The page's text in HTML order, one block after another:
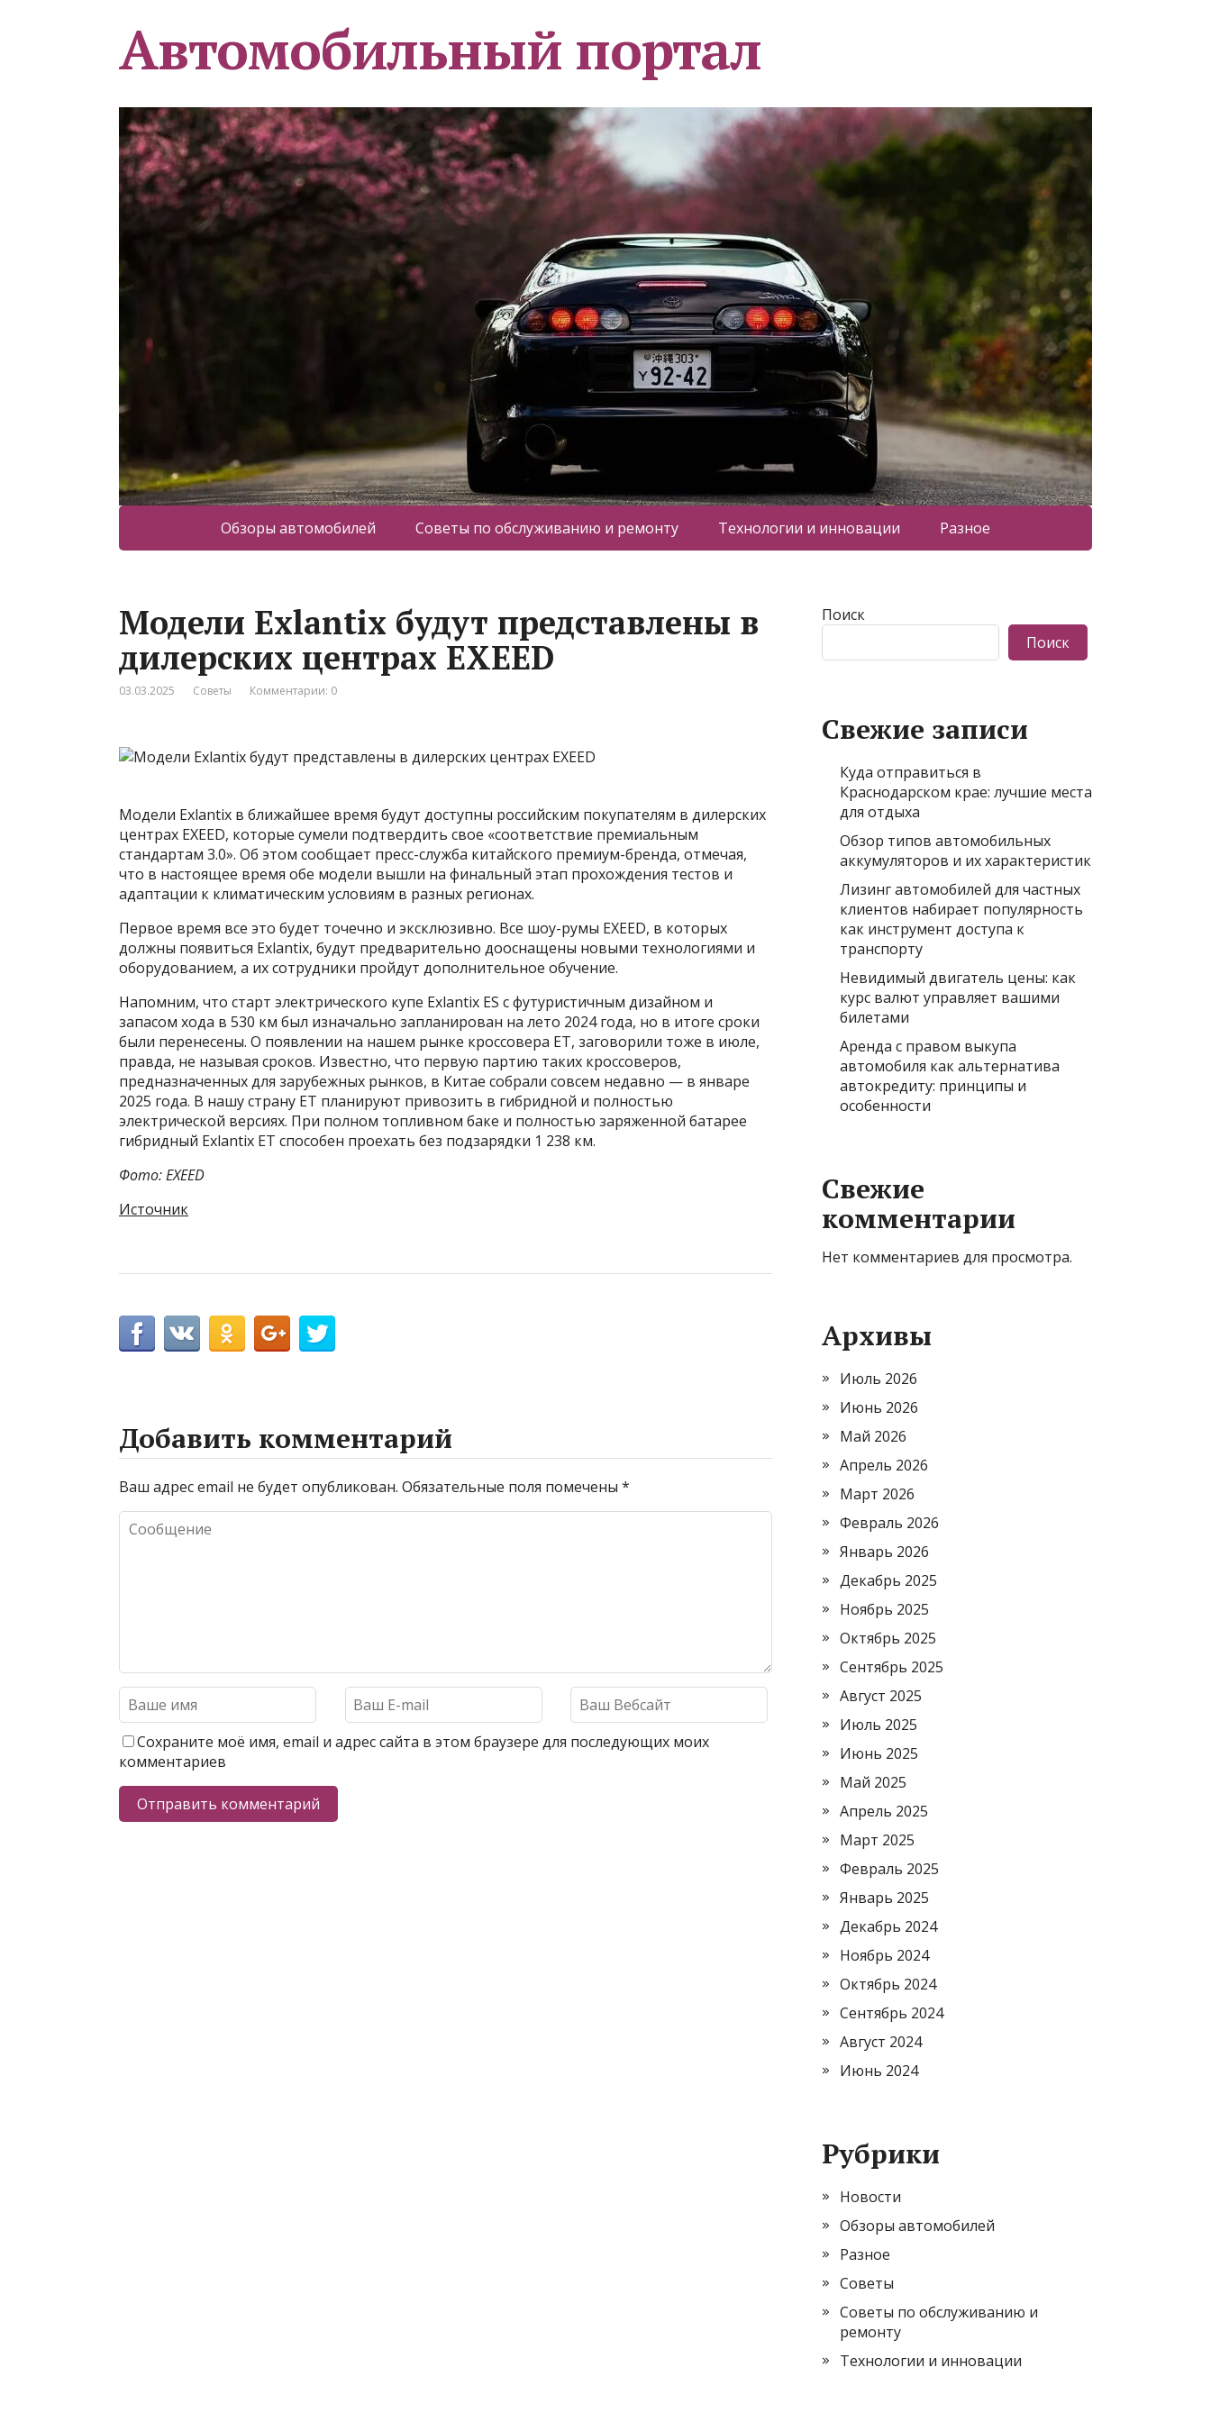
Автомобильный портал
Обзоры автомобилей Советы по обслуживанию и ремонту Технологии и инновации Разное
Модели Exlantix будут представлены в
дилерских центрах EXEED
03.03.2025 Советы Комментарии: 0
Модели Exlantix в ближайшее время будут доступны российским покупателям в дилерских
центрах EXEED, которые сумели подтвердить свое «соответствие премиальным
стандартам 3.0». Об этом сообщает пресс-служба китайского премиум-бренда, отмечая,
что в настоящее время обе модели вышли на финальный этап прохождения тестов и
адаптации к климатическим условиям в разных регионах.
Первое время все это будет точечно и эксклюзивно. Все шоу-румы EXEED, в которых
должны появиться Exlantix, будут предварительно дооснащены новыми технологиями и
оборудованием, а их сотрудники пройдут дополнительное обучение.
Напомним, что старт электрического купе Exlantix ES с футуристичным дизайном и
запасом хода в 530 км был изначально запланирован на лето 2024 года, но в итоге сроки
были перенесены. О появлении на нашем рынке кроссовера ET, заговорили тоже в июле,
правда, не называя сроков. Известно, что первую партию таких кроссоверов,
предназначенных для зарубежных рынков, в Китае собрали совсем недавно — в январе
2025 года. В нашу страну ЕТ планируют привозить в гибридной и полностью
электрической версиях. При полном топливном баке и полностью заряженной батарее
гибридный Exlantix ET способен проехать без подзарядки 1 238 км.
Фото: EXEED
Источник
Добавить комментарий
Ваш адрес email не будет опубликован. Обязательные поля помечены *
Сохраните моё имя, email и адрес сайта в этом браузере для последующих моих
комментариев
Поиск
Поиск
Свежие записи
Куда отправиться в
Краснодарском крае: лучшие места
для отдыха
Обзор типов автомобильных
аккумуляторов и их характеристик
Лизинг автомобилей для частных
клиентов набирает популярность
как инструмент доступа к
транспорту
Невидимый двигатель цены: как
курс валют управляет вашими
билетами
Аренда с правом выкупа
автомобиля как альтернатива
автокредиту: принципы и
особенности
Свежие
комментарии
Нет комментариев для просмотра.
Архивы
Июль 2026
Июнь 2026
Май 2026
Апрель 2026
Март 2026
Февраль 2026
Январь 2026
Декабрь 2025
Ноябрь 2025
Октябрь 2025
Сентябрь 2025
Август 2025
Июль 2025
Июнь 2025
Май 2025
Апрель 2025
Март 2025
Февраль 2025
Январь 2025
Декабрь 2024
Ноябрь 2024
Октябрь 2024
Сентябрь 2024
Август 2024
Июнь 2024
Рубрики
Новости
Обзоры автомобилей
Разное
Советы
Советы по обслуживанию и
ремонту
Технологии и инновации